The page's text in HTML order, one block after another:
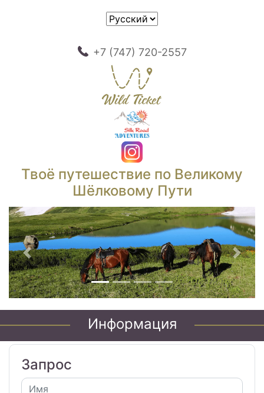
+7 (747) 720-2557
Твоё путешествие по Великому
Шёлковому Пути
Предыдущий
Информация
Запрос